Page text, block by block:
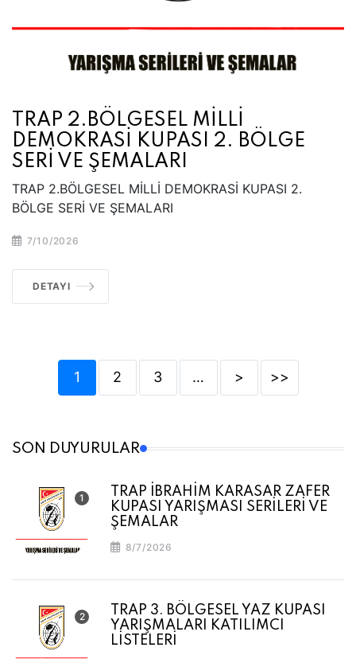
TRAP 2.BÖLGESEL MİLLİ
DEMOKRASİ KUPASI 2. BÖLGE
SERİ VE ŞEMALARI
TRAP 2.BÖLGESEL MİLLİ DEMOKRASİ KUPASI 2.
BÖLGE SERİ VE ŞEMALARI
7/10/2026
DETAYI
1 2 3 … > >>
SON DUYURULAR
TRAP İBRAHİM KARASAR ZAFER
KUPASI YARIŞMASI SERİLERİ VE
ŞEMALAR
8/7/2026
TRAP 3. BÖLGESEL YAZ KUPASI
YARIŞMALARI KATILIMCI
LİSTELERİ